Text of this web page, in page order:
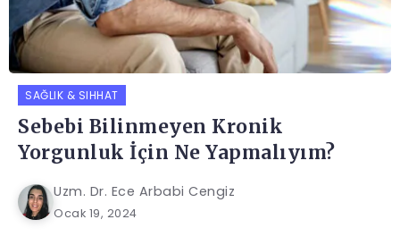
SAĞLIK & SIHHAT
Sebebi Bilinmeyen Kronik
Yorgunluk İçin Ne Yapmalıyım?
Uzm. Dr. Ece Arbabi Cengiz
Ocak 19, 2024